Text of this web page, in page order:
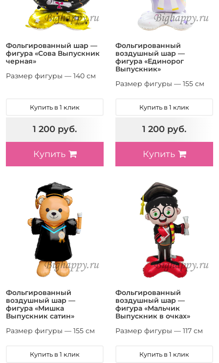
Фольгированный шар —
фигура «Сова Выпускник
черная»
Размер фигуры — 140 см
Купить в 1 клик
1 200 руб.
Купить
Фольгированный
воздушный шар —
фигура «Единорог
Выпускник»
Размер фигуры — 155 см
Купить в 1 клик
1 200 руб.
Купить
Фольгированный
воздушный шар —
фигура «Мишка
Выпускник сатин»
Размер фигуры — 155 см
Купить в 1 клик
Фольгированный
воздушный шар —
фигура «Мальчик
Выпускник в очках»
Размер фигуры — 117 см
Купить в 1 клик